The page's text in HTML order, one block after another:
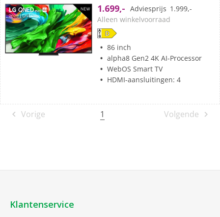
sterren.
1
beoordeling
1.699,- Adviesprijs 1.999,-
Alleen winkelvoorraad
86 inch
alpha8 Gen2 4K AI-Processor
WebOS Smart TV
HDMI-aansluitingen: 4
Vorige 1 Volgende
Klantenservice